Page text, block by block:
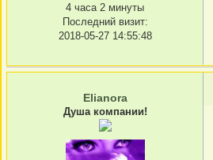
4 часа 2 минуты
Последний визит:
2018-05-27 14:55:48
Elianora
Душа компании!